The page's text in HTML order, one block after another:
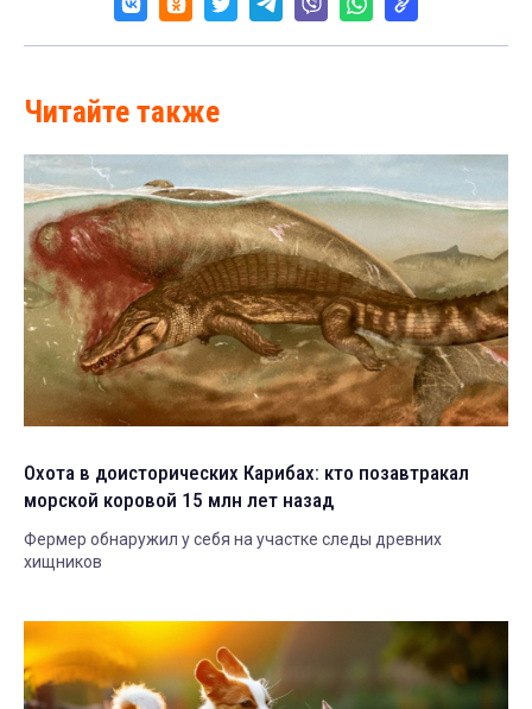
Читайте также
Охота в доисторических Карибах: кто позавтракал
морской коровой 15 млн лет назад
Фермер обнаружил у себя на участке следы древних
хищников